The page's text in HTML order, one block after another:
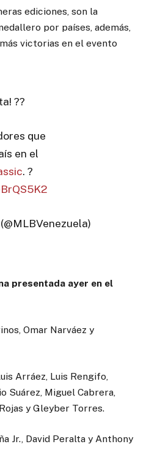
ediciones, son la
por países, además,
victorias en el evento
??
que
en el
. ?
presentada ayer en el
Omar Narváez y
Arráez, Luis Rengifo,
Suárez, Miguel Cabrera,
y Gleyber Torres.
Jr., David Peralta y Anthony